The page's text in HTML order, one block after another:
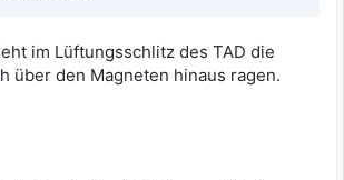
im Lüftungsschlitz des TAD die
über den Magneten hinaus ragen.